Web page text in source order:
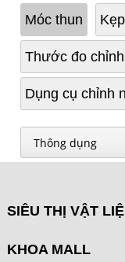
Móc thun
Thước đo
Dụng cụ chỉnh
SIÊU THỊ VẬT
KHOA MALL